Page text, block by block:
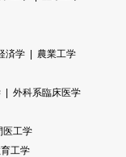
済学
農業工学
外科系臨床医学
医工学
工学